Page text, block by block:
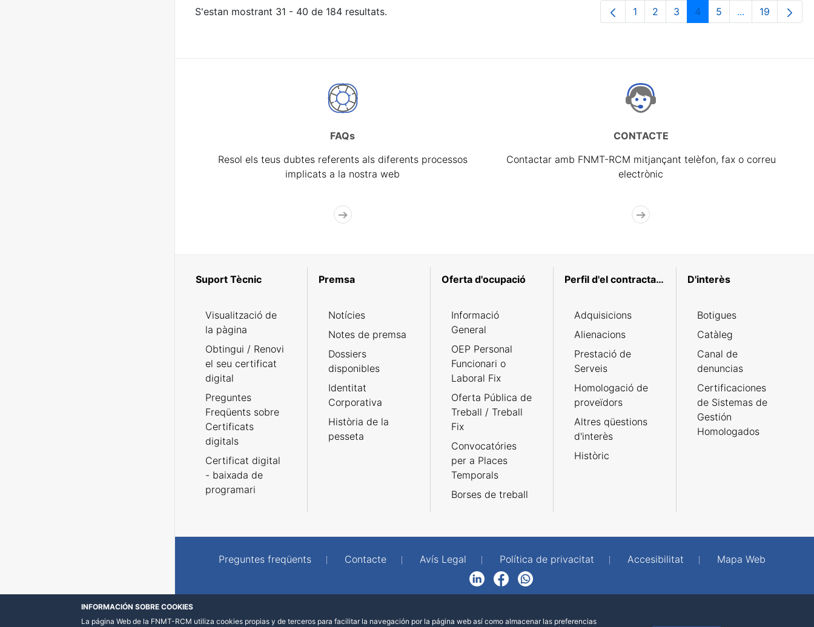
S'estan mostrant 31 - 40 de 184 resultats. Pàgina
1 Pàgina
2 Pàgina
3 Pàgina
4 Pàgina
5 ...PàginesPàgina
19
FAQs
Resol els teus dubtes referents als diferents processos
implicats a la nostra web
CONTACTE
Contactar amb FNMT-RCM mitjançant telèfon, fax o correu
electrònic
Suport Tècnic
Visualització de
la pàgina
Obtingui / Renovi
el seu certificat
digital
Preguntes
Freqüents sobre
Certificats
digitals
Certificat digital
- baixada de
programari
Premsa
Notícies
Notes de premsa
Dossiers
disponibles
Identitat
Corporativa
Història de la
pesseta
Oferta d'ocupació
Informació
General
OEP Personal
Funcionari o
Laboral Fix
Oferta Pública de
Treball / Treball
Fix
Convocatóries
per a Places
Temporals
Borses de treball
Perfil d'el contractant
Adquisicions
Alienacions
Prestació de
Serveis
Homologació de
proveïdors
Altres qüestions
d'interès
Històric
D'interès
Botigues
Catàleg
Canal de
denuncias
Certificaciones
de Sistemas de
Gestión
Homologados
Preguntes freqüents Contacte Avís Legal Política de privacitat Accesibilitat
Mapa Web
FacebookWhatsApp
INFORMACIÓN SOBRE COOKIES
La página Web de la FNMT-RCM utiliza cookies propias y de terceros para facilitar la navegación por la página web así como almacenar las preferencias